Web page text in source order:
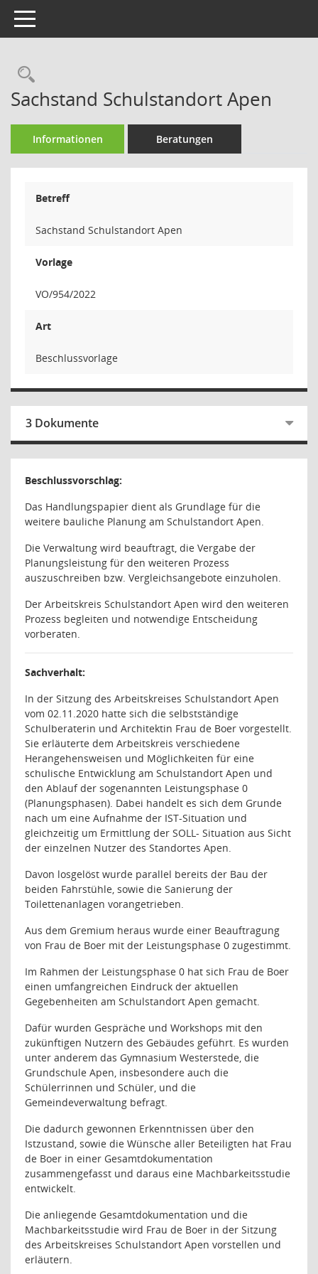
Toggle navigation
Rechercheauswahl
Sachstand Schulstandort Apen
Informationen Beratungen
Betreff
Sachstand Schulstandort Apen
Vorlage
VO/954/2022
Art
Beschlussvorlage
3 Dokumente
Beschlussvorschlag:
Das Handlungspapier dient als Grundlage für die
weitere bauliche Planung am Schulstandort Apen.
Die Verwaltung wird beauftragt, die Vergabe der
Planungsleistung für den weiteren Prozess
auszuschreiben bzw. Vergleichsangebote einzuholen.
Der Arbeitskreis Schulstandort Apen wird den weiteren
Prozess begleiten und notwendige Entscheidung
vorberaten.
Sachverhalt:
In der Sitzung des Arbeitskreises Schulstandort Apen
vom 02.11.2020 hatte sich die selbstständige
Schulberaterin und Architektin Frau de Boer vorgestellt.
Sie erläuterte dem Arbeitskreis verschiedene
Herangehensweisen und Möglichkeiten für eine
schulische Entwicklung am Schulstandort Apen und
den Ablauf der sogenannten Leistungsphase 0
(Planungsphasen). Dabei handelt es sich dem Grunde
nach um eine Aufnahme der IST-Situation und
gleichzeitig um Ermittlung der SOLL- Situation aus Sicht
der einzelnen Nutzer des Standortes Apen.
Davon losgelöst wurde parallel bereits der Bau der
beiden Fahrstühle, sowie die Sanierung der
Toilettenanlagen vorangetrieben.
Aus dem Gremium heraus wurde einer Beauftragung
von Frau de Boer mit der Leistungsphase 0 zugestimmt.
Im Rahmen der Leistungsphase 0 hat sich Frau de Boer
einen umfangreichen Eindruck der aktuellen
Gegebenheiten am Schulstandort Apen gemacht.
Dafür wurden Gespräche und Workshops mit den
zukünftigen Nutzern des Gebäudes geführt. Es wurden
unter anderem das Gymnasium Westerstede, die
Grundschule Apen, insbesondere auch die
Schülerrinnen und Schüler, und die
Gemeindeverwaltung befragt.
Die dadurch gewonnen Erkenntnissen über den
Istzustand, sowie die Wünsche aller Beteiligten hat Frau
de Boer in einer Gesamtdokumentation
zusammengefasst und daraus eine Machbarkeitsstudie
entwickelt.
Die anliegende Gesamtdokumentation und die
Machbarkeitsstudie wird Frau de Boer in der Sitzung
des Arbeitskreises Schulstandort Apen vorstellen und
erläutern.